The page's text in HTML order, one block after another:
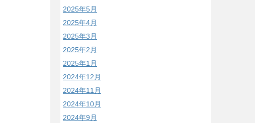
2025年5月
2025年4月
2025年3月
2025年2月
2025年1月
2024年12月
2024年11月
2024年10月
2024年9月